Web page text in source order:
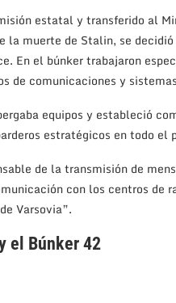
estatal y transferido al
la muerte de Stalin, se
En el búnker trabajaron
de comunicaciones y
equipos y estableció
estratégicos en todo el
de la transmisión de
con los centros de
Varsovia”.
el Búnker 42